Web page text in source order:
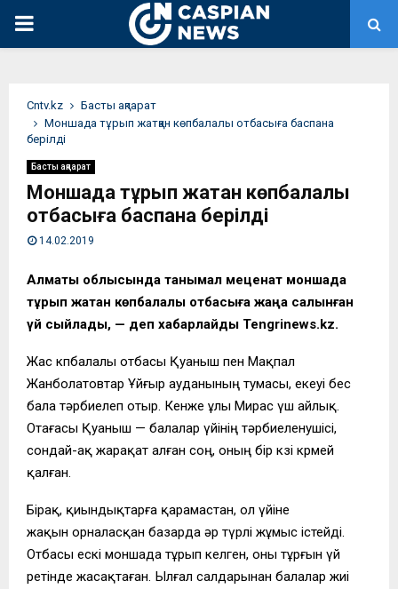
PRIMARY
Сntv.kz
Басты ақпарат
Моншада тұрып жатқан көпбалалы отбасыға баспана
берілді
Басты ақпарат
Моншада тұрып жатқан көпбалалы
отбасыға баспана берілді
14.02.2019
Алматы облысында танымал меценат моншада
тұрып жатқан көпбалалы отбасыға жаңа салынған
үй сыйлады, — деп хабарлайды Tengrinews.kz.
Жас көпбалалы отбасы Қуаныш пен Мақпал
Жанболатовтар Ұйғыр ауданының тумасы, екеуі бес
бала тәрбиелеп отыр. Кенже ұлы Мирас үш айлық.
Отағасы Қуаныш — балалар үйінің тәрбиеленушісі,
сондай-ақ жарақат алған соң, оның бір көзі көрмей
қалған.
Бірақ, қиындықтарға қарамастан, ол үйіне
жақын орналасқан базарда әр түрлі жұмыс істейді.
Отбасы ескі моншада тұрып келген, оны тұрғын үй
ретінде жасақтаған. Ылғал салдарынан балалар жиі